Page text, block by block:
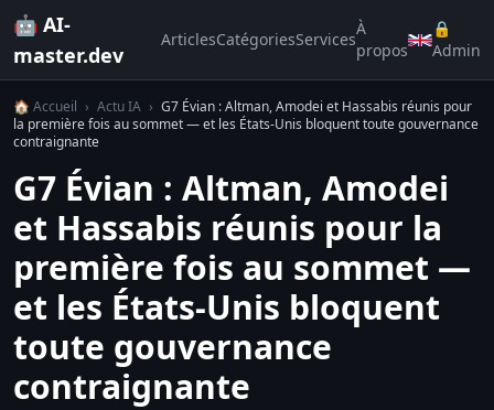
🤖 AI-
master.dev
ArticlesCatégoriesServices
À
propos
🔒
Admin
🏠 Accueil › Actu IA › G7 Évian : Altman, Amodei et Hassabis réunis pour
la première fois au sommet — et les États-Unis bloquent toute gouvernance
contraignante
G7 Évian : Altman, Amodei
et Hassabis réunis pour la
première fois au sommet —
et les États-Unis bloquent
toute gouvernance
contraignante